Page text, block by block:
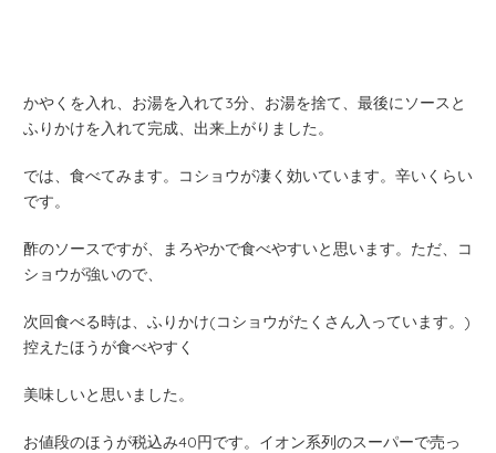
かやくを入れ、お湯を入れて3分、お湯を捨て、最後にソースと
ふりかけを入れて完成、出来上がりました。
では、食べてみます。コショウが凄く効いています。辛いくらい
です。
酢のソースですが、まろやかで食べやすいと思います。ただ、コ
ショウが強いので、
次回食べる時は、ふりかけ(コショウがたくさん入っています。)
控えたほうが食べやすく
美味しいと思いました。
お値段のほうが税込み40円です。イオン系列のスーパーで売っ